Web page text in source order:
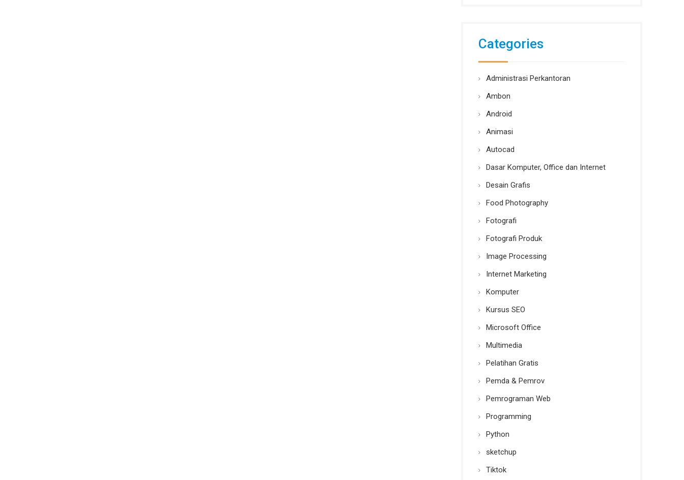
Categories
Administrasi Perkantoran
Ambon
Android
Animasi
Autocad
Dasar Komputer, Office dan Internet
Desain Grafis
Food Photography
Fotografi
Fotografi Produk
Image Processing
Internet Marketing
Komputer
Kursus SEO
Microsoft Office
Multimedia
Pelatihan Gratis
Pemda & Pemrov
Pemrograman Web
Programming
Python
sketchup
Tiktok